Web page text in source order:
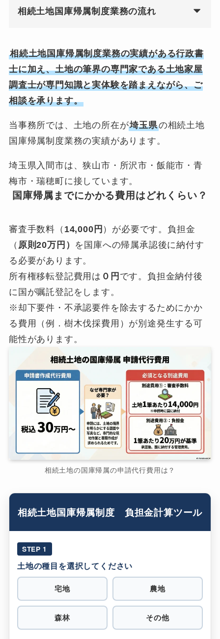
相続土地国庫帰属制度業務の流れ
相続土地国庫帰属制度業務の実績がある行政書
士に加え、土地の筆界の専門家である土地家屋
調査士が専門知識と実体験を踏まえながら、ご
相談を承ります。
当事務所では、土地の所在が埼玉県の相続土地
国庫帰属制度業務の実績があります。
埼玉県入間市は、狭山市・所沢市・飯能市・青
梅市・瑞穂町に接しています。
国庫帰属までにかかる費用はどれくらい？
審査手数料（ 14,000円 ）が必要です。負担金
（ 原則20万円） を国庫への帰属承認後に納付す
る必要があります。
所有権移転登記費用は ０円 です。負担金納付後
に国が嘱託登記をします。
※却下要件・不承認要件を除去するためにかか
る費用（例．樹木伐採費用）が別途発生する可
能性があります。
相続土地の国庫帰属の申請代行費用は？
相続土地国庫帰属制度 負担金計算ツール
STEP 1
土地の種目を選択してください
宅地 農地
森林 その他